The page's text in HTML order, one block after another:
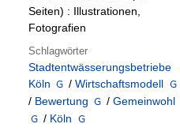
Seiten) : Illustrationen,
Fotografien
Schlagwörter
Stadtentwässerungsbetriebe
Köln
/ Wirtschaftsmodell
/ Bewertung / Gemeinwohl
/ Köln